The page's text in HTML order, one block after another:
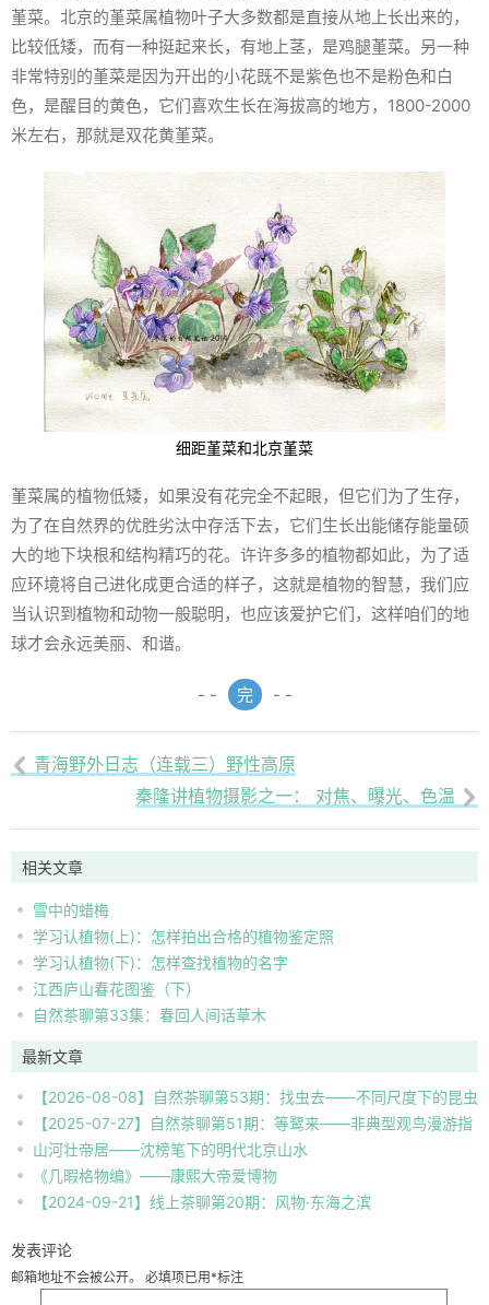
堇菜。北京的堇菜属植物叶子大多数都是直接从地上长出来的，
比较低矮，而有一种挺起来长，有地上茎，是鸡腿堇菜。另一种
非常特别的堇菜是因为开出的小花既不是紫色也不是粉色和白
色，是醒目的黄色，它们喜欢生长在海拔高的地方，1800-2000
米左右，那就是双花黄堇菜。
细距堇菜和北京堇菜
堇菜属的植物低矮，如果没有花完全不起眼，但它们为了生存，
为了在自然界的优胜劣汰中存活下去，它们生长出能储存能量硕
大的地下块根和结构精巧的花。许许多多的植物都如此，为了适
应环境将自己进化成更合适的样子，这就是植物的智慧，我们应
当认识到植物和动物一般聪明，也应该爱护它们，这样咱们的地
球才会永远美丽、和谐。
- - 完 - -
 青海野外日志（连载三）野性高原
秦隆讲植物摄影之一： 对焦、曝光、色温 
相关文章
雪中的蜡梅
学习认植物(上)：怎样拍出合格的植物鉴定照
学习认植物(下)：怎样查找植物的名字
江西庐山春花图鉴（下）
自然茶聊第33集：春回人间话草木
最新文章
【2026-08-08】自然茶聊第53期：找虫去——不同尺度下的昆虫
自然观察
【2025-07-27】自然茶聊第51期：等鹭来——非典型观鸟漫游指
南
山河壮帝居——沈榜笔下的明代北京山水
《几暇格物编》——康熙大帝爱博物
【2024-09-21】线上茶聊第20期：风物·东海之滨
发表评论
邮箱地址不会被公开。 必填项已用*标注